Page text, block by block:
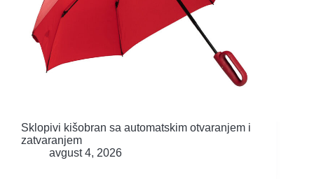
Sklopivi kišobran sa automatskim otvaranjem i
zatvaranjem
avgust 4, 2026